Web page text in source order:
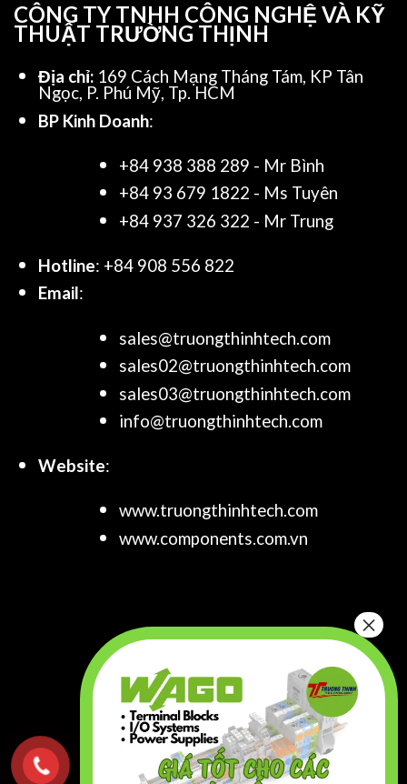
CÔNG TY TNHH CÔNG NGHỆ VÀ KỸ
THUẬT TRƯỜNG THỊNH
Địa chỉ: 169 Cách Mạng Tháng Tám, KP Tân
Ngọc, P. Phú Mỹ, Tp. HCM
BP Kinh Doanh:
+84 938 388 289 - Mr Bình
+84 93 679 1822 - Ms Tuyên
+84 937 326 322 - Mr Trung
Hotline: +84 908 556 822
Email:
sales@truongthinhtech.com
sales02@truongthinhtech.com
sales03@truongthinhtech.com
info@truongthinhtech.com
Website:
www.truongthinhtech.com
www.components.com.vn